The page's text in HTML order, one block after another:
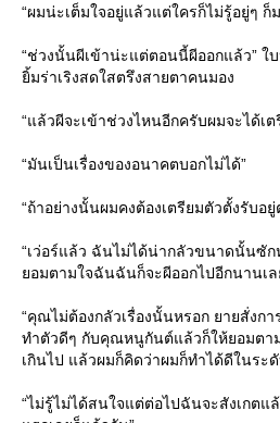
“ผมน่ะเต็มใจอยู่แล้วแต่ใครก็ไม่รู้อยู่ๆ ก็
“ช่วงนั้นผีเข้าน่ะแต่ตอนนี้ผีออกแล้ว” ใ
ยิ้มร่าเริงสดใสตรึงสายตาคนมอง
“แล้วผีจะเข้าช่วงไหนอีกครับผมจะได้เ
“มันเป็นเรื่องของอนาคตบอกไม่ได้”
“ถ้าอย่างนั้นผมคงต้องเตรียมตัวตั้งรับอยู่
“เว่อร์แล้ว ฉันไม่ได้น่ากลัวขนาดนั้นซั
ยอมตามใจฉันฉันก็จะผีออกไปอีกนานเล
“คุณไม่ต้องกลัวเรื่องนั้นหรอก ยายสั่งก
ทำตัวดีๆ กับคุณหนูกันต์แล้วก็ให้ยอมตา
เกินไป แล้วผมก็คิดว่าผมก็ทำได้ดีในระ
“ไม่รู้ไม่ได้สนใจแต่ต่อไปฉันจะสังเกตแ